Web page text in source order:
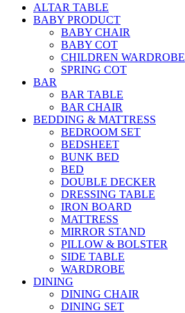
ALTAR TABLE
BABY PRODUCT
BABY CHAIR
BABY COT
CHILDREN WARDROBE
SPRING COT
BAR
BAR TABLE
BAR CHAIR
BEDDING & MATTRESS
BEDROOM SET
BEDSHEET
BUNK BED
BED
DOUBLE DECKER
DRESSING TABLE
IRON BOARD
MATTRESS
MIRROR STAND
PILLOW & BOLSTER
SIDE TABLE
WARDROBE
DINING
DINING CHAIR
DINING SET